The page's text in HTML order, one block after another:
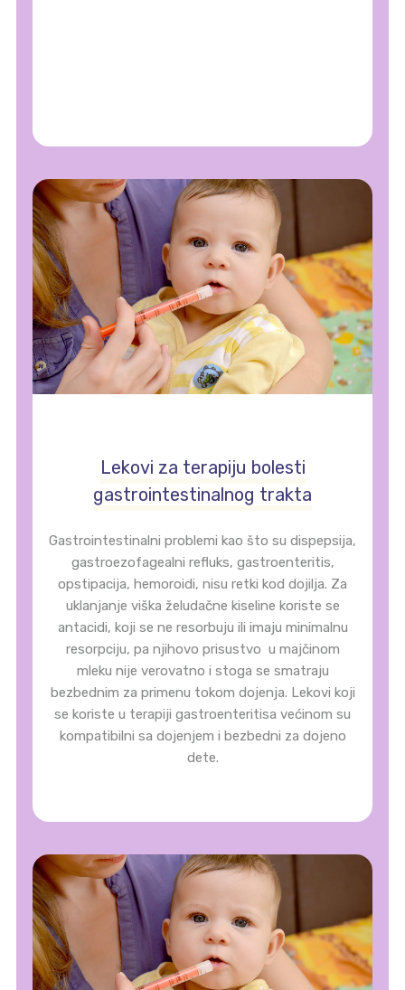
Lekovi za terapiju bolesti
gastrointestinalnog trakta
Gastrointestinalni problemi kao što su dispepsija,
gastroezofagealni refluks, gastroenteritis,
opstipacija, hemoroidi, nisu retki kod dojilja. Za
uklanjanje viška želudačne kiseline koriste se
antacidi, koji se ne resorbuju ili imaju minimalnu
resorpciju, pa njihovo prisustvo u majčinom
mleku nije verovatno i stoga se smatraju
bezbednim za primenu tokom dojenja. Lekovi koji
se koriste u terapiji gastroenteritisa većinom su
kompatibilni sa dojenjem i bezbedni za dojeno
dete.